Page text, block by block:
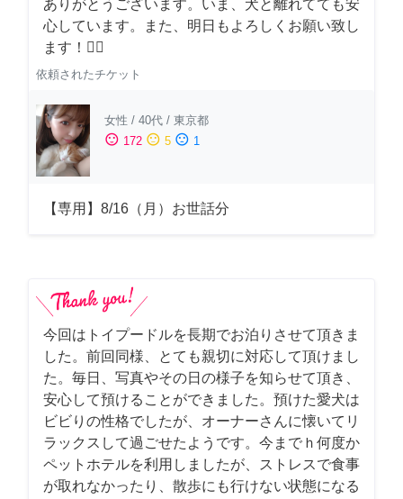
ありがとうございます。いま、犬と離れてても安
心しています。また、明日もよろしくお願い致し
ます！🙇‍♂️
依頼されたチケット
女性 / 40代 / 東京都
sentiment_satisfied 172 sentiment_neutral 5 sentiment_dissatisfied 1
【専用】8/16（月）お世話分
今回はトイプードルを長期でお泊りさせて頂きま
した。前回同様、とても親切に対応して頂けまし
た。毎日、写真やその日の様子を知らせて頂き、
安心して預けることができました。預けた愛犬は
ビビりの性格でしたが、オーナーさんに懐いてリ
ラックスして過ごせたようです。今までｈ何度か
ペットホテルを利用しましたが、ストレスで食事
が取れなかったり、散歩にも行けない状態になる